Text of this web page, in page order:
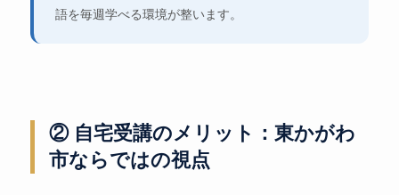
語を毎週学べる環境が整います。
② 自宅受講のメリット：東かがわ
市ならではの視点